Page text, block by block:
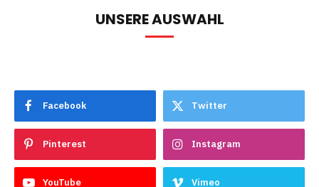
UNSERE AUSWAHL
Facebook Twitter
Pinterest Instagram
YouTube Vimeo